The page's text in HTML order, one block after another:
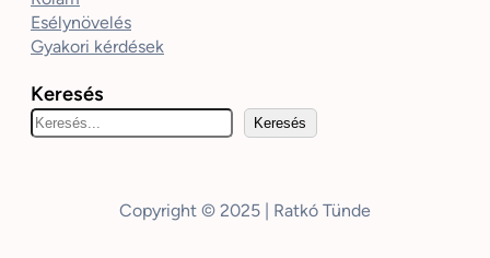
Esélynövelés
Gyakori kérdések
Keresés
K
e
s
Keresés
Copyright © 2025 | Ratkó Tünde